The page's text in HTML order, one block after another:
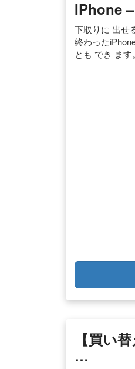
IPhone
下取りに 出せ
終わった
とも でき ま
【買い
…